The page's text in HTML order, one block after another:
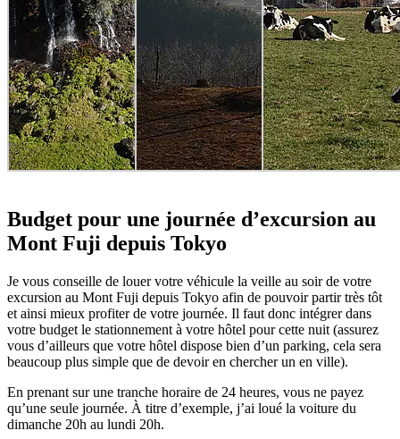
Budget pour une journée d’excursion au
Mont Fuji depuis Tokyo
Je vous conseille de louer votre véhicule la veille au soir de votre
excursion au Mont Fuji depuis Tokyo afin de pouvoir partir très tôt
et ainsi mieux profiter de votre journée. Il faut donc intégrer dans
votre budget le stationnement à votre hôtel pour cette nuit (assurez
vous d’ailleurs que votre hôtel dispose bien d’un parking, cela sera
beaucoup plus simple que de devoir en chercher un en ville).
En prenant sur une tranche horaire de 24 heures, vous ne payez
qu’une seule journée. À titre d’exemple, j’ai loué la voiture du
dimanche 20h au lundi 20h.